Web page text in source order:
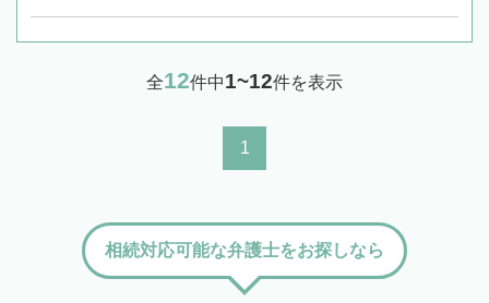
全12件中1~12件を表示
1
相続対応可能な弁護士をお探しなら